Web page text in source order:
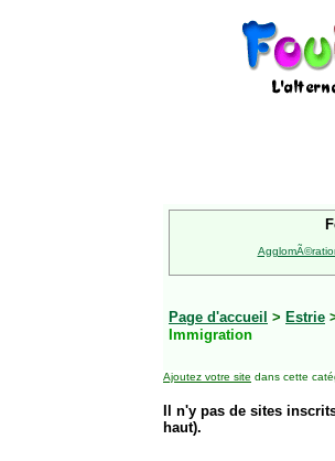
Page d'accueil > Estrie
Immigration
Ajoutez votre site dans cette
Il n'y pas de sites
haut).